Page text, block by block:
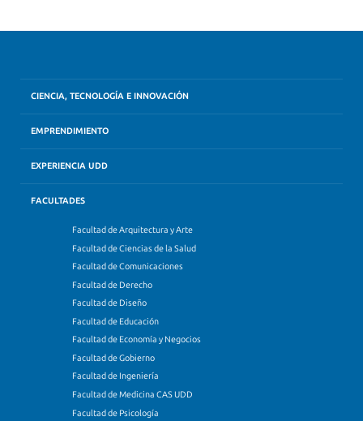
CIENCIA, TECNOLOGÍA E INNOVACIÓN
EMPRENDIMIENTO
EXPERIENCIA UDD
FACULTADES
Facultad de Arquitectura y Arte
Facultad de Ciencias de la Salud
Facultad de Comunicaciones
Facultad de Derecho
Facultad de Diseño
Facultad de Educación
Facultad de Economía y Negocios
Facultad de Gobierno
Facultad de Ingeniería
Facultad de Medicina CAS UDD
Facultad de Psicología